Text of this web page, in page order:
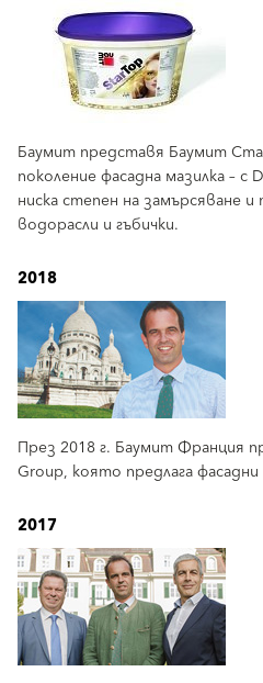
Баумит представя Баумит
поколение фасадна мазилка –
ниска степен на замърсяване
водорасли и гъбички.
2018
През 2018 г. Баумит Франция
Group, която предлага
2017